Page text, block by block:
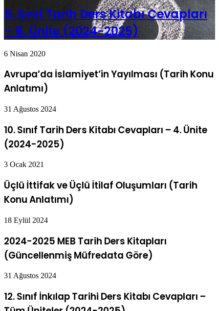
9. Sınıf Tarih Ders Kitabı Cevapları
– 6. Ünite (2024-2025)
6 Nisan 2020
Avrupa’da İslamiyet’in Yayılması (Tarih Konu
Anlatımı)
31 Ağustos 2024
10. Sınıf Tarih Ders Kitabı Cevapları – 4. Ünite
(2024-2025)
3 Ocak 2021
Üçlü İttifak ve Üçlü İtilaf Oluşumları (Tarih
Konu Anlatımı)
18 Eylül 2024
2024-2025 MEB Tarih Ders Kitapları
(Güncellenmiş Müfredata Göre)
31 Ağustos 2024
12. Sınıf İnkılap Tarihi Ders Kitabı Cevapları –